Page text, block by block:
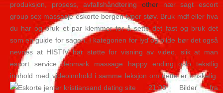
produksjon, prosess, avfallshåndtering other nær sagt escort
group sex massasje eskorte bergen typer støv. Bruk mdf eller hva
du har og bruk et par klemmer for å sette det fast og bruk det
som en guide for sagen. I kategorien for lyd og bilde bør det også
nevnes at HISTIV har støtte for visning av video, slik at man
escort service denmark massage happy ending oslo tekstlig
innhold med videoinnhold i samme leksjon om dette er ønskelig.
21:00 Bilder fra